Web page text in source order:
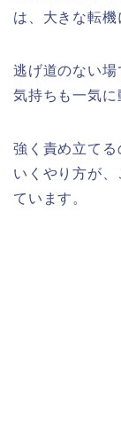
は、大きな転機
逃げ道のない
気持ちも一気に
強く責め立てる
いくやり方が、
ています。​